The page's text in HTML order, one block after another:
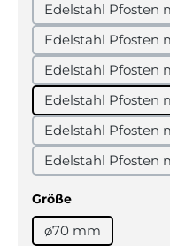
Edelstahl Pfosten
Edelstahl Pfosten
Edelstahl Pfosten
Edelstahl Pfosten
Edelstahl Pfosten
Edelstahl Pfosten
Größeauswählen
ø70 mm